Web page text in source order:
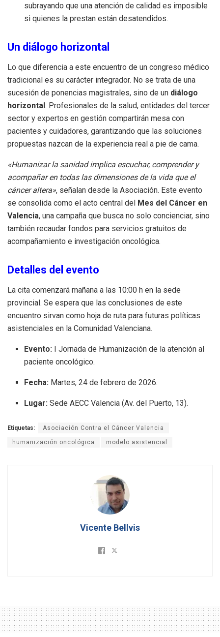
subrayando que una atención de calidad es imposible
si quienes la prestan están desatendidos.
Un diálogo horizontal
Lo que diferencia a este encuentro de un congreso médico
tradicional es su carácter integrador. No se trata de una
sucesión de ponencias magistrales, sino de un diálogo
horizontal. Profesionales de la salud, entidades del tercer
sector y expertos en gestión compartirán mesa con
pacientes y cuidadores, garantizando que las soluciones
propuestas nazcan de la experiencia real a pie de cama.
«Humanizar la sanidad implica escuchar, comprender y
acompañar en todas las dimensiones de la vida que el
cáncer altera», señalan desde la Asociación. Este evento
se consolida como el acto central del Mes del Cáncer en
Valencia, una campaña que busca no solo concienciar, sino
también recaudar fondos para servicios gratuitos de
acompañamiento e investigación oncológica.
Detalles del evento
La cita comenzará mañana a las 10:00 h en la sede
provincial. Se espera que las conclusiones de este
encuentro sirvan como hoja de ruta para futuras políticas
asistenciales en la Comunidad Valenciana.
Evento: I Jornada de Humanización de la atención al
paciente oncológico.
Fecha: Martes, 24 de febrero de 2026.
Lugar: Sede AECC Valencia (Av. del Puerto, 13).
Etiquetas: Asociación Contra el Cáncer Valencia
humanización oncológica modelo asistencial
Vicente Bellvis